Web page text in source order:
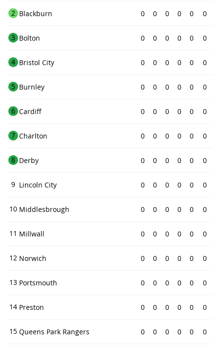
2 Blackburn 0 0 0 0 0 0
3 Bolton 0 0 0 0 0 0
4 Bristol City 0 0 0 0 0 0
5 Burnley 0 0 0 0 0 0
6 Cardiff 0 0 0 0 0 0
7 Charlton 0 0 0 0 0 0
8 Derby 0 0 0 0 0 0
9 Lincoln City 0 0 0 0 0 0
10 Middlesbrough 0 0 0 0 0 0
11 Millwall 0 0 0 0 0 0
12 Norwich 0 0 0 0 0 0
13 Portsmouth 0 0 0 0 0 0
14 Preston 0 0 0 0 0 0
15 Queens Park Rangers 0 0 0 0 0 0